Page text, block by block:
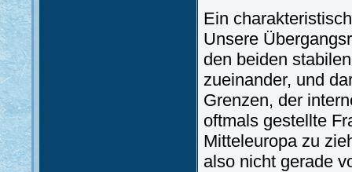
Ein
Unsere
den beiden
zueinander, und
Grenzen, der
oftmals gestellte
Mitteleuropa zu
also nicht gerade